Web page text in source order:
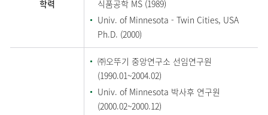
학력
식품공학 MS (1989)
Univ. of Minnesota - Twin Cities, USA
Ph.D. (2000)
㈜오뚜기 중앙연구소 선임연구원
(1990.01~2004.02)
Univ. of Minnesota 박사후 연구원
(2000.02~2000.12)